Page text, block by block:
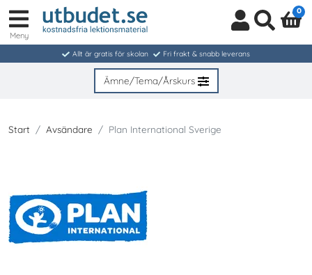
in
/
Meny
0
Allt är gratis för skolan Fri frakt & snabb leverans
Ämne/Tema/Årskurs
Start Avsändare Plan International Sverige